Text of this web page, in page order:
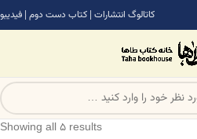
کاتالوگ انتشارات | کتاب دست دوم | فیدیبو
Showing all 5 results